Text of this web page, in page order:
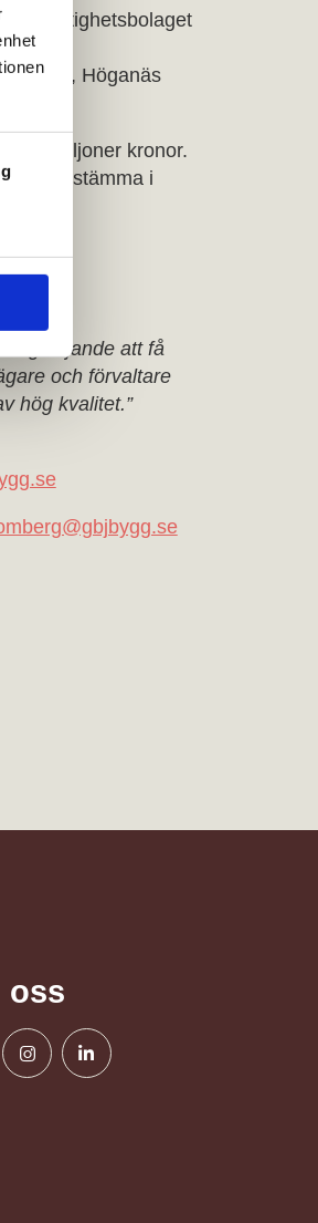
fastighetsbolaget
sju
Kalmar, Höganäs
585 miljoner kronor.
bolagsstämma i
glädjande att få
och förvaltare
hög kvalitet.”
oss
FacebookInstagram